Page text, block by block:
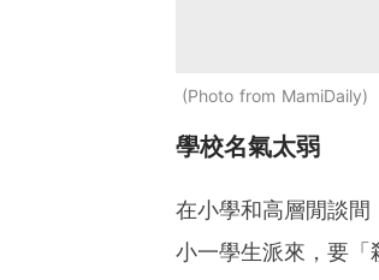
Photo from MamiDaily
學校名氣太弱
在小學和高層閒談
小一學生派來，要